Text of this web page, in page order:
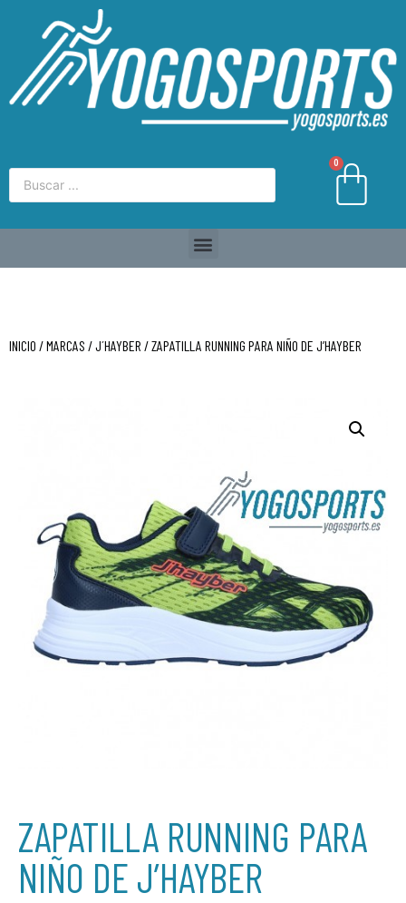
0
INICIO /MARCAS /J´HAYBER / ZAPATILLA RUNNING PARA NIÑO DE J’HAYBER
ZAPATILLA RUNNING PARA
NIÑO DE J’HAYBER